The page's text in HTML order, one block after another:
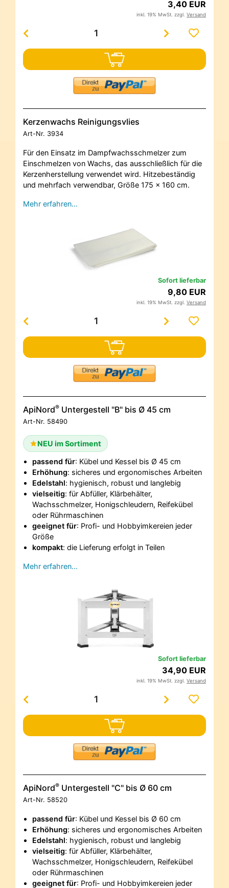
3,40 EUR
inkl. 19% MwSt. zzgl. Versand
Kerzenwachs Reinigungsvlies
Art-Nr. 3934
Für den Einsatz im Dampfwachsschmelzer zum
Einschmelzen von Wachs, das ausschließlich für die
Kerzenherstellung verwendet wird. Hitzebeständig
und mehrfach verwendbar, Größe 175 x 160 cm.
Mehr erfahren…
Sofort lieferbar
9,80 EUR
inkl. 19% MwSt. zzgl. Versand
ApiNord® Untergestell "B" bis Ø 45 cm
Art-Nr. 58490
NEU im Sortiment
passend für: Kübel und Kessel bis Ø 45 cm
Erhöhung: sicheres und ergonomisches Arbeiten
Edelstahl: hygienisch, robust und langlebig
vielseitig: für Abfüller, Klärbehälter,
Wachsschmelzer, Honigschleudern, Reifekübel
oder Rührmaschinen
geeignet für: Profi- und Hobbyimkereien jeder
Größe
kompakt: die Lieferung erfolgt in Teilen
Mehr erfahren…
Sofort lieferbar
34,90 EUR
inkl. 19% MwSt. zzgl. Versand
ApiNord® Untergestell "C" bis Ø 60 cm
Art-Nr. 58520
passend für: Kübel und Kessel bis Ø 60 cm
Erhöhung: sicheres und ergonomisches Arbeiten
Edelstahl: hygienisch, robust und langlebig
vielseitig: für Abfüller, Klärbehälter,
Wachsschmelzer, Honigschleudern, Reifekübel
oder Rührmaschinen
geeignet für: Profi- und Hobbyimkereien jeder